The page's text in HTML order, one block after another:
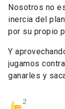
Nosotros no
inercia del
por su propio
Y
jugamos
ganarles y
2